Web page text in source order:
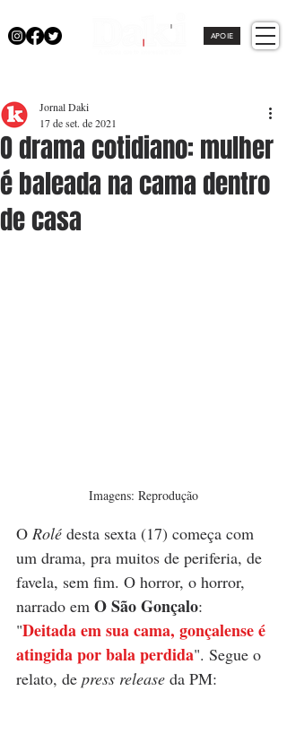
APOIE
O drama cotidiano: mulher
é baleada na cama dentro
de casa
Jornal Daki
17 de set. de 2021
Imagens: Reprodução
O Rolé desta sexta (17) começa com
um drama, pra muitos de periferia, de
favela, sem fim. O horror, o horror,
narrado em O São Gonçalo:
"Deitada em sua cama, gonçalense é
atingida por bala perdida". Segue o
relato, de press release da PM: